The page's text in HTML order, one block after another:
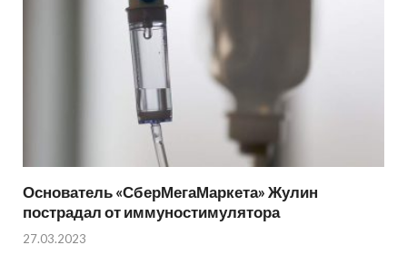
Основатель «СберМегаМаркета» Жулин
пострадал от иммуностимулятора
27.03.2023